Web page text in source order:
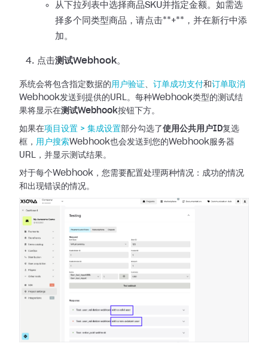
从下拉列表中选择商品SKU并指定金额。如需选
择多个同类型商品，请点击**+**，并在新行中添
加。
点击测试Webhook。
系统会将包含指定数据的用户验证、 订单成功支付和订单取消
Webhook发送到提供的URL。每种Webhook类型的测试结
果将显示在测试Webhook按钮下方。
如果在项目设置 > 集成设置部分勾选了 使用公共用户ID复选
框， 用户搜索Webhook也会发送到您的Webhook服务器
URL，并显示测试结果。
对于每个Webhook，您需要配置处理两种情况：成功的情况
和出现错误的情况。